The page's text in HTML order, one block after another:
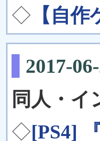
◇ 【自
2017-
同人・イ
◇[PS4]